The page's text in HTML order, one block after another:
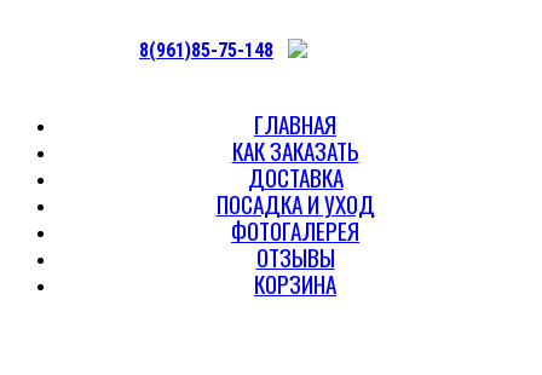
8(961)85-75-148
ГЛАВНАЯ
КАК ЗАКАЗАТЬ
ДОСТАВКА
ПОСАДКА И УХОД
ФОТОГАЛЕРЕЯ
ОТЗЫВЫ
КОРЗИНА